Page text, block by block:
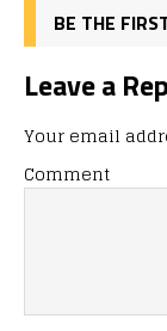
BE THE
Leave a
Your email
Comment